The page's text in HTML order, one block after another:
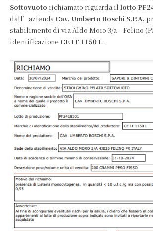
Sottovuoto richiamato riguarda il lotto
dall’azienda Cav. Umberto Boschi S.P.A.
stabilimento di via Aldo Moro 3/a – Felino
identificazione CE IT 1150 L.